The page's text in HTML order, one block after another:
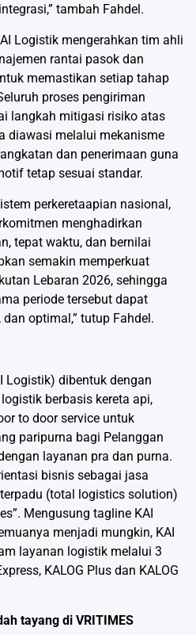
tambah Fahdel.
Logistik mengerahkan tim ahli
rantai pasok dan
memastikan setiap tahap
proses pengiriman
langkah mitigasi risiko atas
diawasi melalui mekanisme
dan penerimaan guna
tetap sesuai standar.
perkeretaapian nasional,
menghadirkan
tepat waktu, dan bernilai
semakin memperkuat
Lebaran 2026, sehingga
periode tersebut dapat
optimal,” tutup Fahdel.
Logistik) dibentuk dengan
berbasis kereta api,
to door service untuk
paripurna bagi Pelanggan
layanan pra dan purna.
bisnis sebagai jasa
(total logistics solution)
Mengusung tagline KAI
menjadi mungkin, KAI
layanan logistik melalui 3
KALOG Plus dan KALOG
tayang di VRITIMES